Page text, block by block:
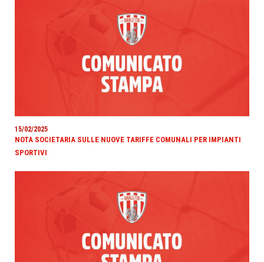
15/02/2025
NOTA SOCIETARIA SULLE NUOVE TARIFFE COMUNALI PER IMPIANTI
SPORTIVI